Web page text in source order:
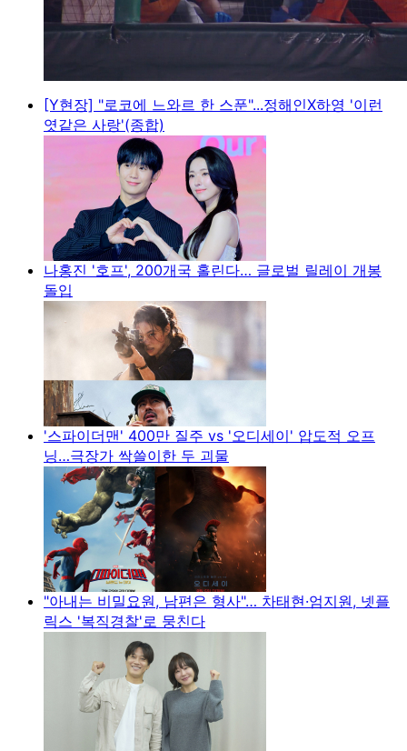
[Y현장] "로코에 느와르 한 스푼"...정해인X하영 '이런
엿같은 사랑'(종합)
나홍진 '호프', 200개국 홀린다… 글로벌 릴레이 개봉
돌입
'스파이더맨' 400만 질주 vs '오디세이' 압도적 오프
닝…극장가 싹쓸이한 두 괴물
"아내는 비밀요원, 남편은 형사"… 차태현·엄지원, 넷플
릭스 '복직경찰'로 뭉친다